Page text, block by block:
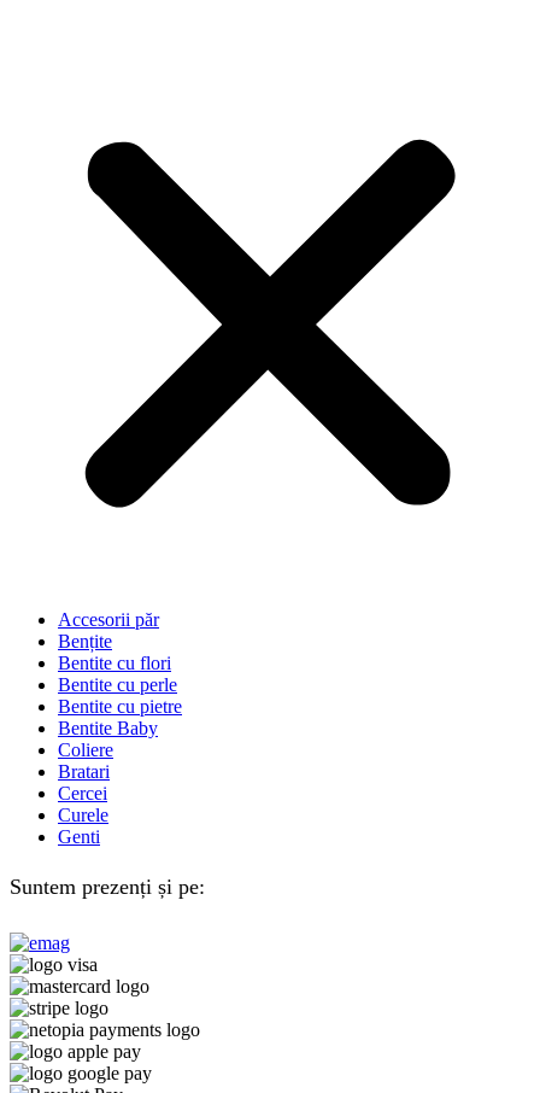
Accesorii păr
Bențite
Bentite cu flori
Bentite cu perle
Bentite cu pietre
Bentite Baby
Coliere
Bratari
Cercei
Curele
Genti
Suntem prezenți și pe: